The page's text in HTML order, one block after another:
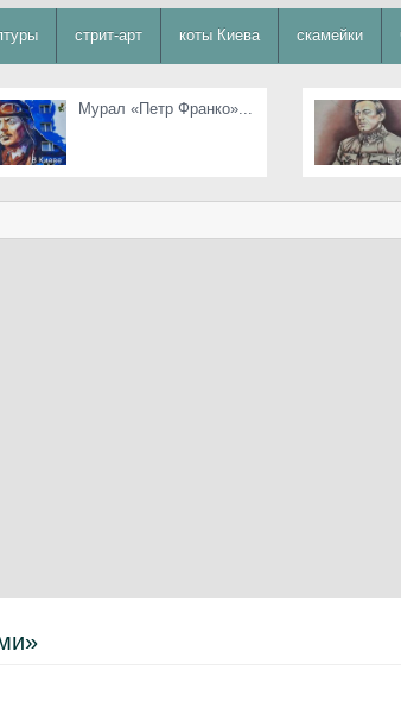
стрит-арт коты Киева скамейки
Мурал «Петр Франко»...